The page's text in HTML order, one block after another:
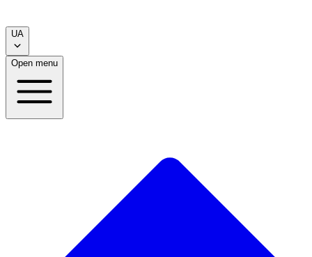
UA
Open menu